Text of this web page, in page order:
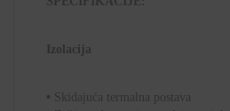
Izolacija
• Skidajuća termalna postava